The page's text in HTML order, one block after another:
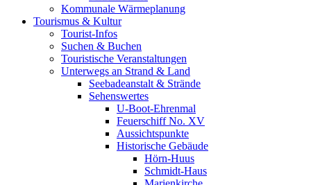
Kommunale Wärmeplanung
Tourismus & Kultur
Tourist-Infos
Suchen & Buchen
Touristische Veranstaltungen
Unterwegs an Strand & Land
Seebadeanstalt & Strände
Sehenswertes
U-Boot-Ehrenmal
Feuerschiff No. XV
Aussichtspunkte
Historische Gebäude
Hörn-Huus
Schmidt-Haus